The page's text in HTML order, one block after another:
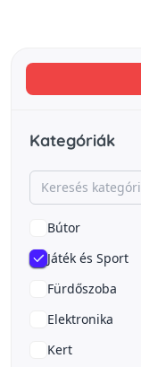
Kategóriák
Bútor
Játék és Sport
Fürdőszoba
Elektronika
Kert